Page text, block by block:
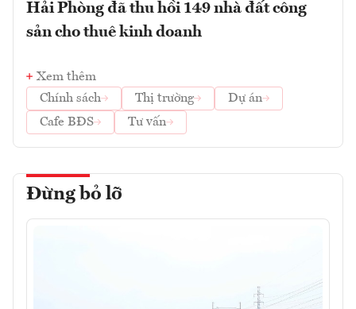
Hải Phòng đã thu hồi 149 nhà đất công
sản cho thuê kinh doanh
Xem thêm
Chính sách
Thị trường
Dự án
Cafe BĐS
Tư vấn
Đừng bỏ lỡ